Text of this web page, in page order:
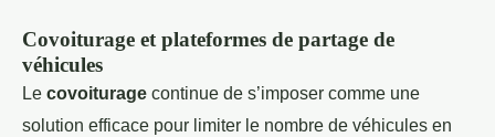
Covoiturage et plateformes de partage de
véhicules
Le covoiturage continue de s’imposer comme une
solution efficace pour limiter le nombre de véhicules en